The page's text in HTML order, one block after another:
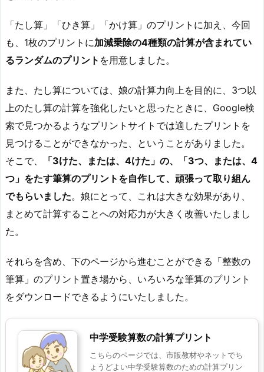
「たし算」「ひき算」「かけ算」のプリントに加え、今回
も、1枚のプリントに加減乗除の4種類の計算が含まれてい
るランダムのプリント を用意しました。
また、たし算については、娘の計算力向上を目的に、3つ以
上のたし算の計算を強化したいと思ったときに、Google検
索で見つかるようなプリントサイトでは適したプリントを
見つけることができなかった、ということがありました。
そこで、
「3けた、または、4けた」の、「3つ、または、4
つ」をたす筆算のプリントを自作して、頑張って取り組ん
でもらいました。娘にとって、これは大きな効果があり、
まとめて計算することへの対応力が大きく改善いたしまし
た。
それらを含め、下のページから進むことができる「整数の
筆算」のプリント置き場から、いろいろな筆算のプリント
をダウンロードできるようにいたしました。
中学受験算数の計算プリント
こちらのページでは、市販教材やネットでち
ょうどよい中学受験算数のための計算プリン